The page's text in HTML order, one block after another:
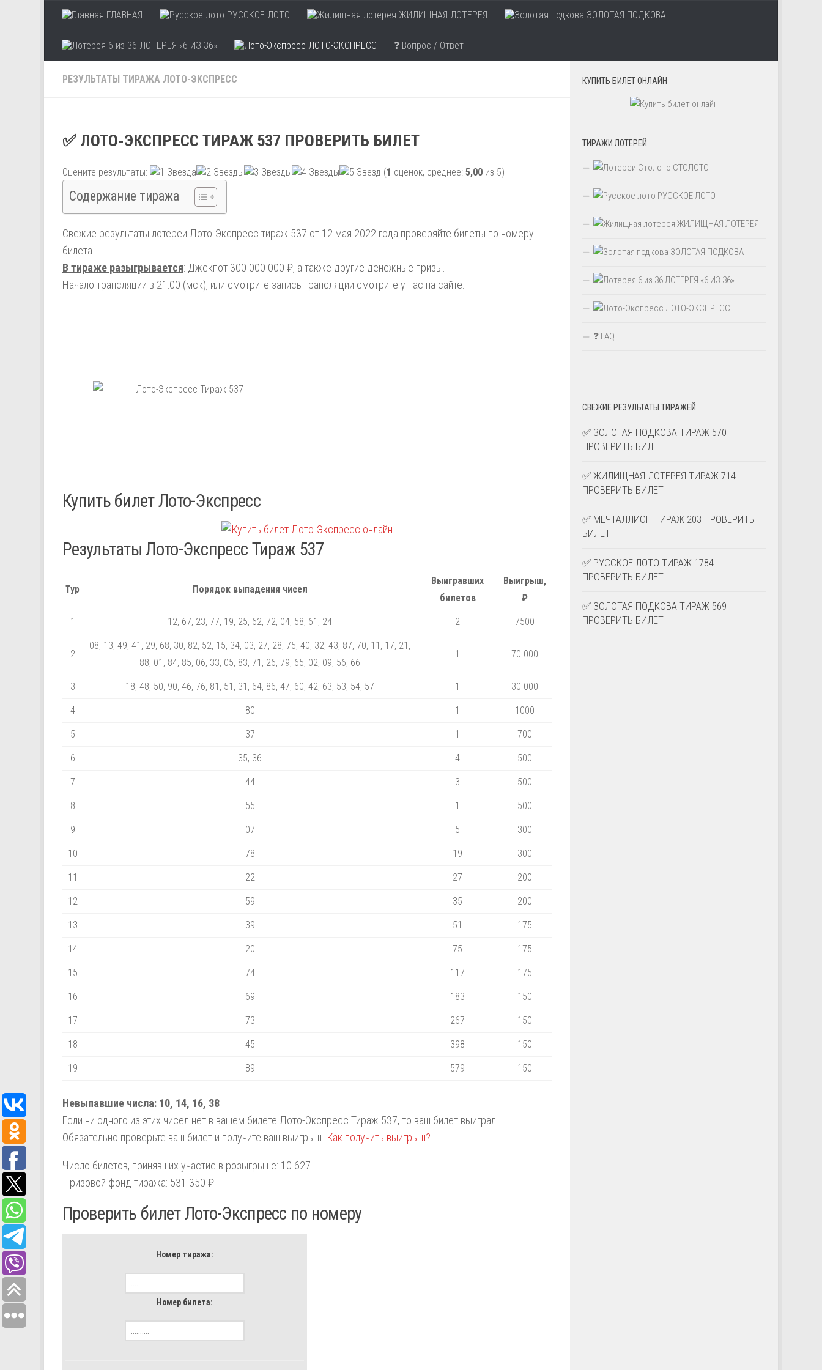
Skip to contentГЛАВНАЯ РУССКОЕ ЛОТО ЖИЛИЩНАЯ ЛОТЕРЕЯ ЗОЛОТАЯ ПОДКОВА
ЛОТЕРЕЯ «6 ИЗ 36» ЛОТО-ЭКСПРЕСС ❓ Вопрос / Ответ
РЕЗУЛЬТАТЫ ТИРАЖА ЛОТО-ЭКСПРЕСС
✅ ЛОТО-ЭКСПРЕСС ТИРАЖ 537 ПРОВЕРИТЬ БИЛЕТ
Оцените результаты: (1 оценок, среднее: 5,00 из 5)
Содержание тиража
Свежие результаты лотереи Лото-Экспресс тираж 537 от 12 мая 2022 года проверяйте билеты по номеру
билета.
В тираже разыгрывается: Джекпот 300 000 000 ₽, а также другие денежные призы.
Начало трансляции в 21:00 (мск), или смотрите запись трансляции смотрите у нас на сайте.
Купить билет Лото-Экспресс
Результаты Лото-Экспресс Тираж 537
Тур Порядок выпадения чисел
Выигравших
билетов
Выигрыш,
₽
1 12, 67, 23, 77, 19, 25, 62, 72, 04, 58, 61, 24 2 7500
2
08, 13, 49, 41, 29, 68, 30, 82, 52, 15, 34, 03, 27, 28, 75, 40, 32, 43, 87, 70, 11, 17, 21,
88, 01, 84, 85, 06, 33, 05, 83, 71, 26, 79, 65, 02, 09, 56, 66
1 70 000
3 18, 48, 50, 90, 46, 76, 81, 51, 31, 64, 86, 47, 60, 42, 63, 53, 54, 57 1 30 000
4 80 1 1000
5 37 1 700
6 35, 36 4 500
7 44 3 500
8 55 1 500
9 07 5 300
10 78 19 300
11 22 27 200
12 59 35 200
13 39 51 175
14 20 75 175
15 74 117 175
16 69 183 150
17 73 267 150
18 45 398 150
19 89 579 150
Невыпавшие числа: 10, 14, 16, 38
Если ни одного из этих чисел нет в вашем билете Лото-Экспресс Тираж 537, то ваш билет выиграл!
Обязательно проверьте ваш билет и получите ваш выигрыш. Как получить выигрыш?
Число билетов, принявших участие в розыгрыше: 10 627.
Призовой фонд тиража: 531 350 ₽.
Проверить билет Лото-Экспресс по номеру
Номер тиража:
Номер билета:
КУПИТЬ БИЛЕТ ОНЛАЙН
ТИРАЖИ ЛОТЕРЕЙ
СТОЛОТО
РУССКОЕ ЛОТО
ЖИЛИЩНАЯ ЛОТЕРЕЯ
ЗОЛОТАЯ ПОДКОВА
ЛОТЕРЕЯ «6 ИЗ 36»
ЛОТО-ЭКСПРЕСС
❓ FAQ
СВЕЖИЕ РЕЗУЛЬТАТЫ ТИРАЖЕЙ
✅ ЗОЛОТАЯ ПОДКОВА ТИРАЖ 570
ПРОВЕРИТЬ БИЛЕТ
✅ ЖИЛИЩНАЯ ЛОТЕРЕЯ ТИРАЖ 714
ПРОВЕРИТЬ БИЛЕТ
✅ МЕЧТАЛЛИОН ТИРАЖ 203 ПРОВЕРИТЬ
БИЛЕТ
✅ РУССКОЕ ЛОТО ТИРАЖ 1784
ПРОВЕРИТЬ БИЛЕТ
✅ ЗОЛОТАЯ ПОДКОВА ТИРАЖ 569
ПРОВЕРИТЬ БИЛЕТ